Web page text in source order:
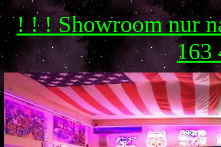
! ! ! Showroom nur
163